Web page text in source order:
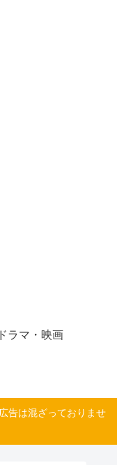
ラマ・映画
告は混ざっておりませ